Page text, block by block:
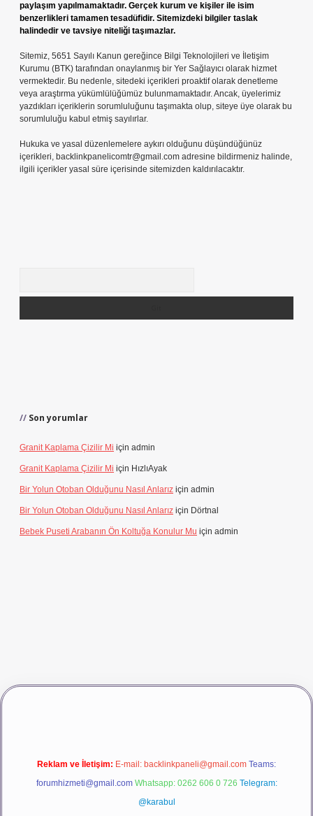
paylaşım yapılmamaktadır. Gerçek kurum ve kişiler ile isim
benzerlikleri tamamen tesadüfidir. Sitemizdeki bilgiler taslak
halindedir ve tavsiye niteliği taşımazlar.
Sitemiz, 5651 Sayılı Kanun gereğince Bilgi Teknolojileri ve İletişim
Kurumu (BTK) tarafından onaylanmış bir Yer Sağlayıcı olarak hizmet
vermektedir. Bu nedenle, sitedeki içerikleri proaktif olarak denetleme
veya araştırma yükümlülüğümüz bulunmamaktadır. Ancak, üyelerimiz
yazdıkları içeriklerin sorumluluğunu taşımakta olup, siteye üye olarak bu
sorumluluğu kabul etmiş sayılırlar.
Hukuka ve yasal düzenlemelere aykırı olduğunu düşündüğünüz
içerikleri, backlinkpanelicomtr@gmail.com adresine bildirmeniz halinde,
ilgili içerikler yasal süre içerisinde sitemizden kaldırılacaktır.
Son yorumlar
Granit Kaplama Çizilir Mi için admin
Granit Kaplama Çizilir Mi için HızlıAyak
Bir Yolun Otoban Olduğunu Nasıl Anlarız için admin
Bir Yolun Otoban Olduğunu Nasıl Anlarız için Dörtnal
Bebek Puseti Arabanın Ön Koltuğa Konulur Mu için admin
vdcasino girişbetexper
Reklam ve İletişim: E-mail: backlinkpaneli@gmail.com Teams:
forumhizmeti@gmail.com Whatsapp: 0262 606 0 726 Telegram:
@karabul